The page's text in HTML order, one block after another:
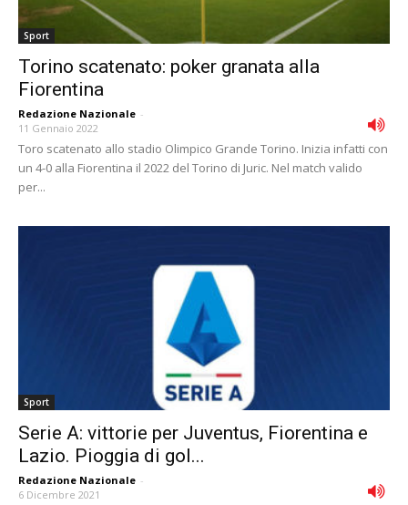
Sport
Torino scatenato: poker granata alla
Fiorentina
Redazione Nazionale -
11 Gennaio 2022
Toro scatenato allo stadio Olimpico Grande Torino. Inizia infatti con
un 4-0 alla Fiorentina il 2022 del Torino di Juric. Nel match valido
per...
Sport
Serie A: vittorie per Juventus, Fiorentina e
Lazio. Pioggia di gol...
Redazione Nazionale -
6 Dicembre 2021